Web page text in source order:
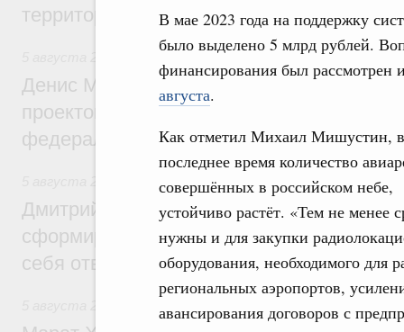
В мае 2023 года на поддержку
было выделено 5 млрд рублей.
финансирования был рассмотрен
августа.
Как отметил Михаил Мишустин, в
последнее время количество
совершённых в российском небе,
устойчиво растёт. «Тем не менее
нужны и для закупки
оборудования, необходимого для
региональных аэропортов,
авансирования договоров с
территорий
Инструменты развития территорий.
Денис Мантуров провёл совещание по
проектов института кураторства в
федеральном округе
Молодёжная политика
Дмитрий Чернышенко: Всемирный
сформировал целое сообщество людей,
себя ответственность за будущее